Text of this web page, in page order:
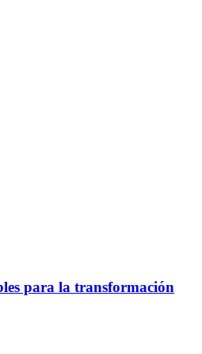
para la transformación